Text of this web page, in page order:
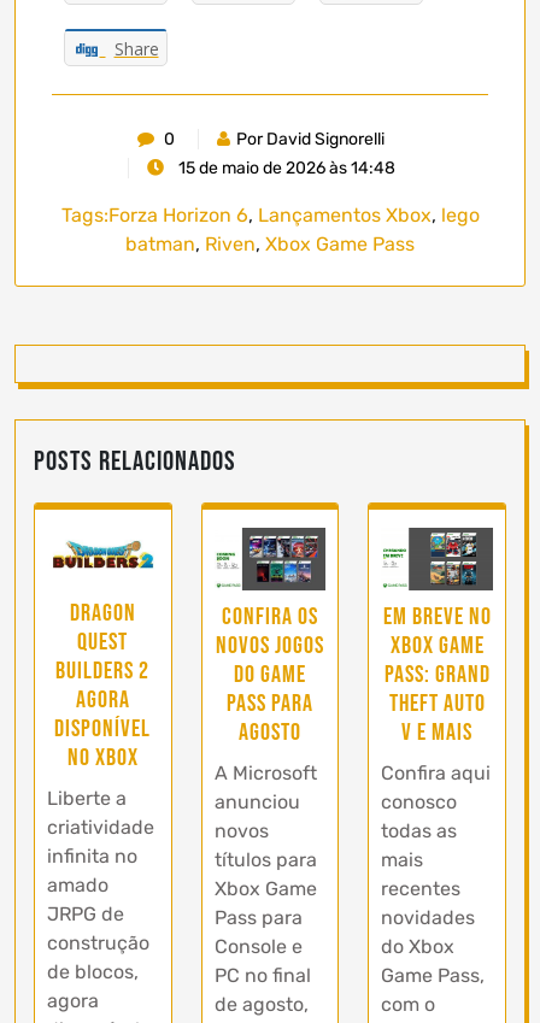
Share
0
Por David Signorelli
15 de maio de 2026 às 14:48
Tags:Forza Horizon 6, Lançamentos Xbox, lego
batman, Riven, Xbox Game Pass
Posts Relacionados
Dragon
Quest
Builders 2
agora
disponível
no Xbox
Liberte a
criatividade
infinita no
amado
JRPG de
construção
de blocos,
agora
Confira os
novos jogos
do Game
Pass para
agosto
A Microsoft
anunciou
novos
títulos para
Xbox Game
Pass para
Console e
PC no final
de agosto,
Em breve no
Xbox Game
Pass: Grand
Theft Auto
V e mais
Confira aqui
conosco
todas as
mais
recentes
novidades
do Xbox
Game Pass,
com o